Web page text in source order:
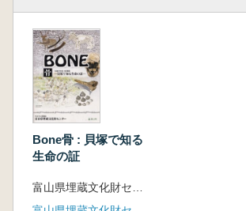
Bone骨 : 貝塚で知る
生命の証